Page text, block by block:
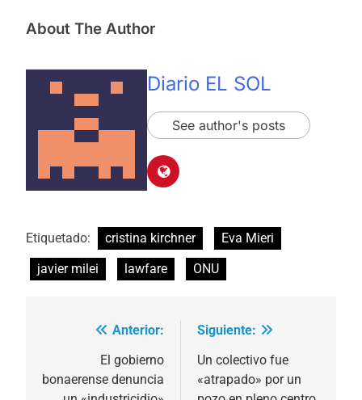
About The Author
Diario EL SOL
See author's posts
Etiquetado: cristina kirchner
Eva Mieri
javier milei
lawfare ONU
Navegación
entradas
Anterior:
El gobierno
bonaerense denuncia
Siguiente:
Un colectivo fue
«atrapado» por un